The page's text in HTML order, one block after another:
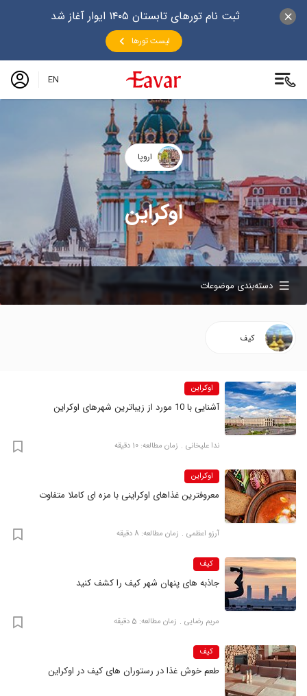
ثبت نام تورهای تابستان ۱۴۰۵ ایوار آغاز شد
لیست تورها
EN
اروپا
اوکراین
دسته‌بندی موضوعات
کیف
اوکراین
آشنایی با 10 مورد از زیباترین شهرهای اوکراین
ندا علیخانی زمان مطالعه: 10 دقیقه
اوکراین
معروفترین غذاهای اوکراینی با مزه ای کاملا متفاوت
آرزو اعظمی زمان مطالعه: 8 دقیقه
کیف
جاذبه های پنهان شهر کیف را کشف کنید
مریم رضایی زمان مطالعه: 5 دقیقه
کیف
طعم خوش غذا در رستوران‌ های کیف در اوکراین